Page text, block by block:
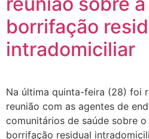
borrifação
intradomiciliar
Na última quinta-feira (28) foi
reunião com as agentes de
comunitários de saúde sobre
borrifação residual